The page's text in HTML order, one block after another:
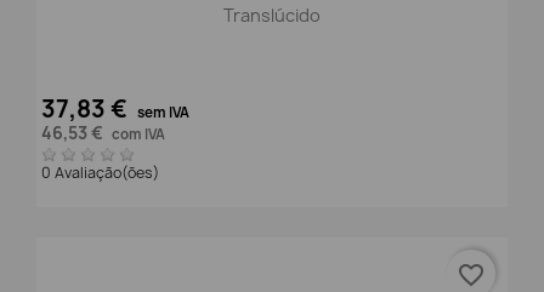
Translúcido
37,83 € sem IVA
46,53 € com IVA
0 Avaliação(ões)
favorite_border